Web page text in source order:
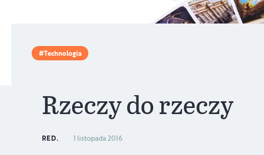
Technologia
Rzeczy do rzeczy
RED. 1 listopada 2016